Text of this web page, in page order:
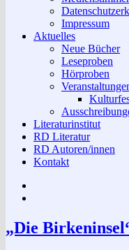
Impressum
Aktuelles
Neue Bücher
Leseproben
Hörproben
Literaturinstitut
RD Literatur
RD Autoren/innen
Kontakt
„Die